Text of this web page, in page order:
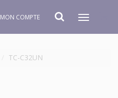
MON COMPTE
Toggle
TC-C32UN